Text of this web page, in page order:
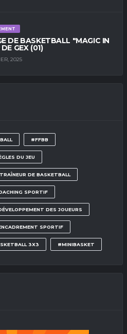
DE BASKETBALL "MAGIC IN
GEX (01)
2025
#FFBB
DU JEU
DE BASKETBALL
SPORTIF
DES JOUEURS
SPORTIF
3X3 #MINIBASKET